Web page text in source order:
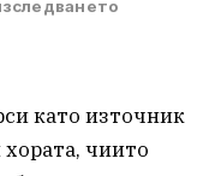
като източник
чиито